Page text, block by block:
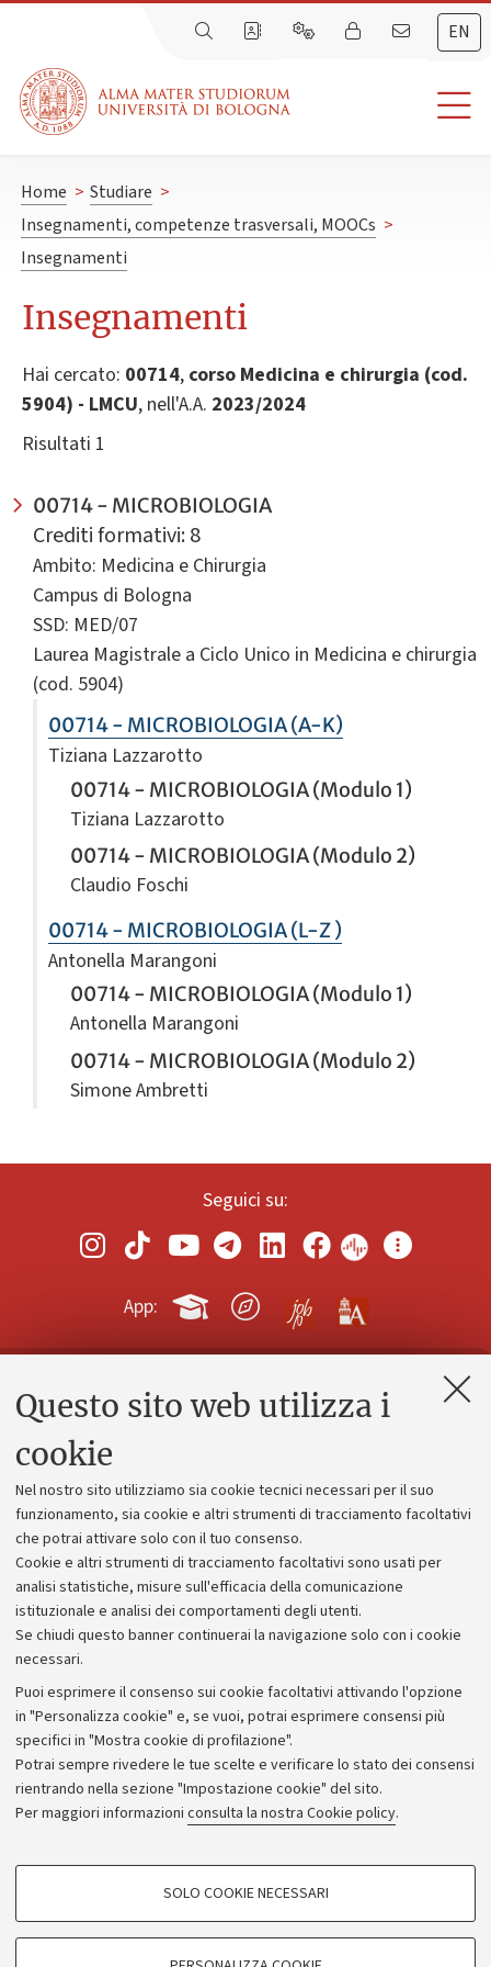
Questo sito web utilizza i
cookie
Nel nostro sito utilizziamo sia cookie tecnici necessari per il suo
funzionamento, sia cookie e altri strumenti di tracciamento facoltativi
che potrai attivare solo con il tuo consenso.
Cookie e altri strumenti di tracciamento facoltativi sono usati per
analisi statistiche, misure sull'efficacia della comunicazione
istituzionale e analisi dei comportamenti degli utenti.
Se chiudi questo banner continuerai la navigazione solo con i cookie
necessari.
Puoi esprimere il consenso sui cookie facoltativi attivando l'opzione
in "Personalizza cookie" e, se vuoi, potrai esprimere consensi più
specifici in "Mostra cookie di profilazione".
Potrai sempre rivedere le tue scelte e verificare lo stato dei consensi
rientrando nella sezione "Impostazione cookie" del sito.
Per maggiori informazioni consulta la nostra Cookie policy.
COOKIE DI PROFILAZIONE - FACOLTATIVI
SOLO COOKIE NECESSARI
EN
Home > Studiare >
Insegnamenti, competenze trasversali, MOOCs >
Insegnamenti
Insegnamenti
Hai cercato: 00714, corso Medicina e chirurgia (cod.
5904) - LMCU, nell'A.A. 2023/2024
Risultati 1
00714 - MICROBIOLOGIA
Crediti formativi: 8
Ambito: Medicina e Chirurgia
Campus di Bologna
SSD: MED/07
Laurea Magistrale a Ciclo Unico in Medicina e chirurgia
(cod. 5904)
00714 - MICROBIOLOGIA (A-K)
Tiziana Lazzarotto
00714 - MICROBIOLOGIA (Modulo 1)
Tiziana Lazzarotto
00714 - MICROBIOLOGIA (Modulo 2)
Claudio Foschi
00714 - MICROBIOLOGIA (L-Z )
Antonella Marangoni
00714 - MICROBIOLOGIA (Modulo 1)
Antonella Marangoni
00714 - MICROBIOLOGIA (Modulo 2)
Simone Ambretti
Seguici su:
App:
Contatti e PEC
Alumni community
Piano strategico
Bilanci
Donazioni e 5x1000
Bandi, gare e concorsi
Albo online
Amministrazione trasparente
Atti di notifica
Informazioni sul sito e accessibilità
Dichiarazione di accessibilità
Privacy e note legali
Impostazioni Cookie